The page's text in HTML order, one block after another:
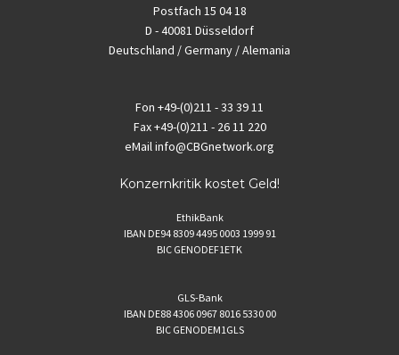
Postfach 15 04 18
D - 40081 Düsseldorf
Deutschland / Germany / Alemania
Fon +49-(0)211 - 33 39 11
Fax+49-(0)211 - 26 11 220
eMailinfo@CBGnetwork.org
Konzernkritik kostet Geld!
EthikBank
IBAN DE94 8309 4495 0003 1999 91
BIC GENODEF1ETK
GLS-Bank
IBAN DE88 4306 0967 8016 5330 00
BIC GENODEM1GLS